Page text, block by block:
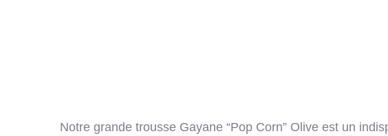
Notre grande trousse Gayane “Pop Corn” Olive est un